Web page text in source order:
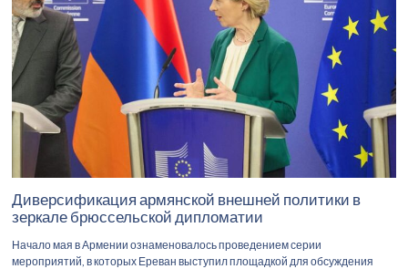
Диверсификация армянской внешней политики в
зеркале брюссельской дипломатии
Начало мая в Армении ознаменовалось проведением серии
мероприятий, в которых Ереван выступил площадкой для обсуждения